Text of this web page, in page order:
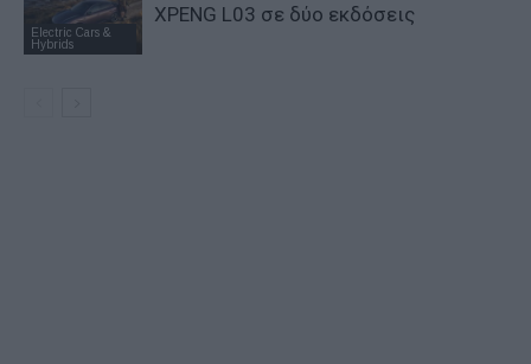
Electric Cars &
Hybrids
XPENG L03 σε δύο εκδόσεις